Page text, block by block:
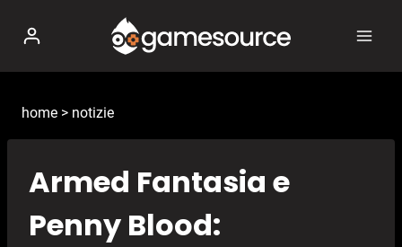
contenuto
home > notizie
Armed Fantasia e
Penny Blood: